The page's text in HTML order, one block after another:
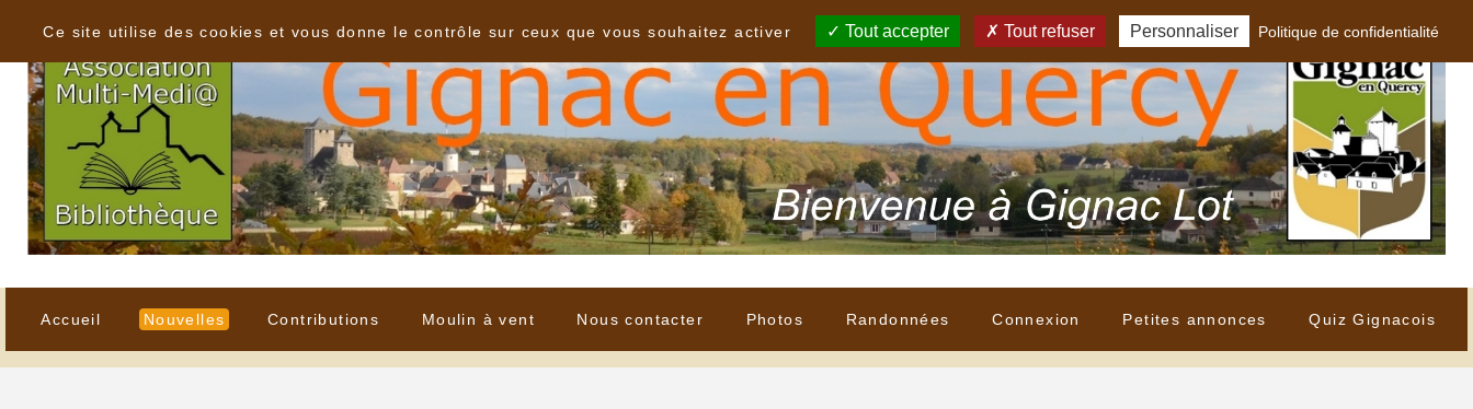
Accueil Nouvelles Contributions Moulin à vent Nous contacter Photos Randonnées Connexion Petites annonces Quiz Gignacois
Ce site utilise des cookies et vous donne le contrôle sur ceux que vous souhaitez activer
Tout accepter Tout refuser Personnaliser Politique de confidentialité